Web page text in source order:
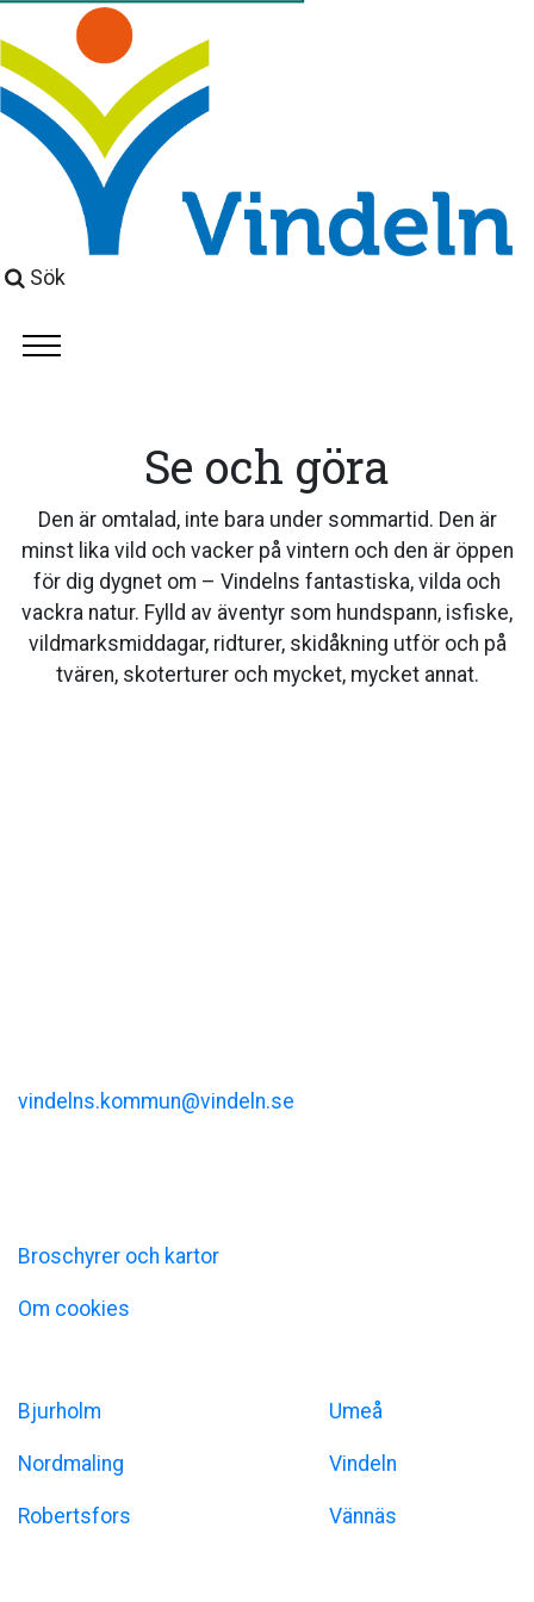
Sök
Se och göra
Den är omtalad, inte bara under sommartid. Den är
minst lika vild och vacker på vintern och den är öppen
för dig dygnet om – Vindelns fantastiska, vilda och
vackra natur. Fylld av äventyr som hundspann, isfiske,
vildmarksmiddagar, ridturer, skidåkning utför och på
tvären, skoterturer och mycket, mycket annat.
vindelns.kommun@vindeln.se
Broschyrer och kartor
Om cookies
Bjurholm
Nordmaling
Robertsfors
Umeå
Vindeln
Vännäs